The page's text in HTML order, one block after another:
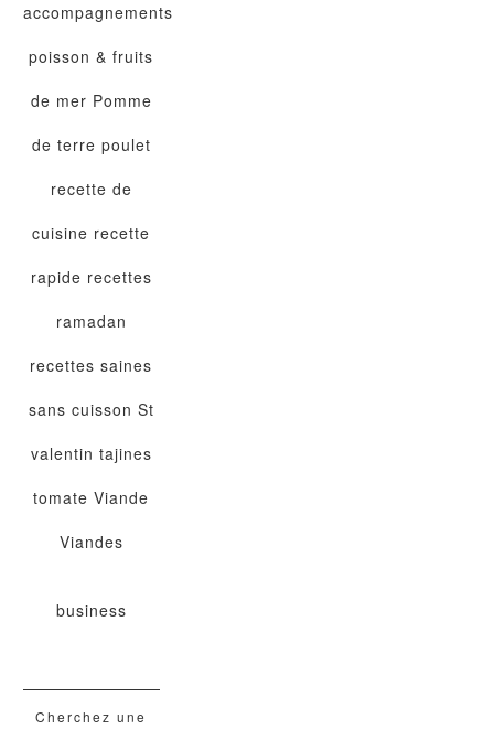
accompagnements
poisson & fruits
de mer Pomme
de terre poulet
recette de
cuisine recette
rapide recettes
ramadan
recettes saines
sans cuisson St
valentin tajines
tomate Viande
Viandes
business
Cherchez une